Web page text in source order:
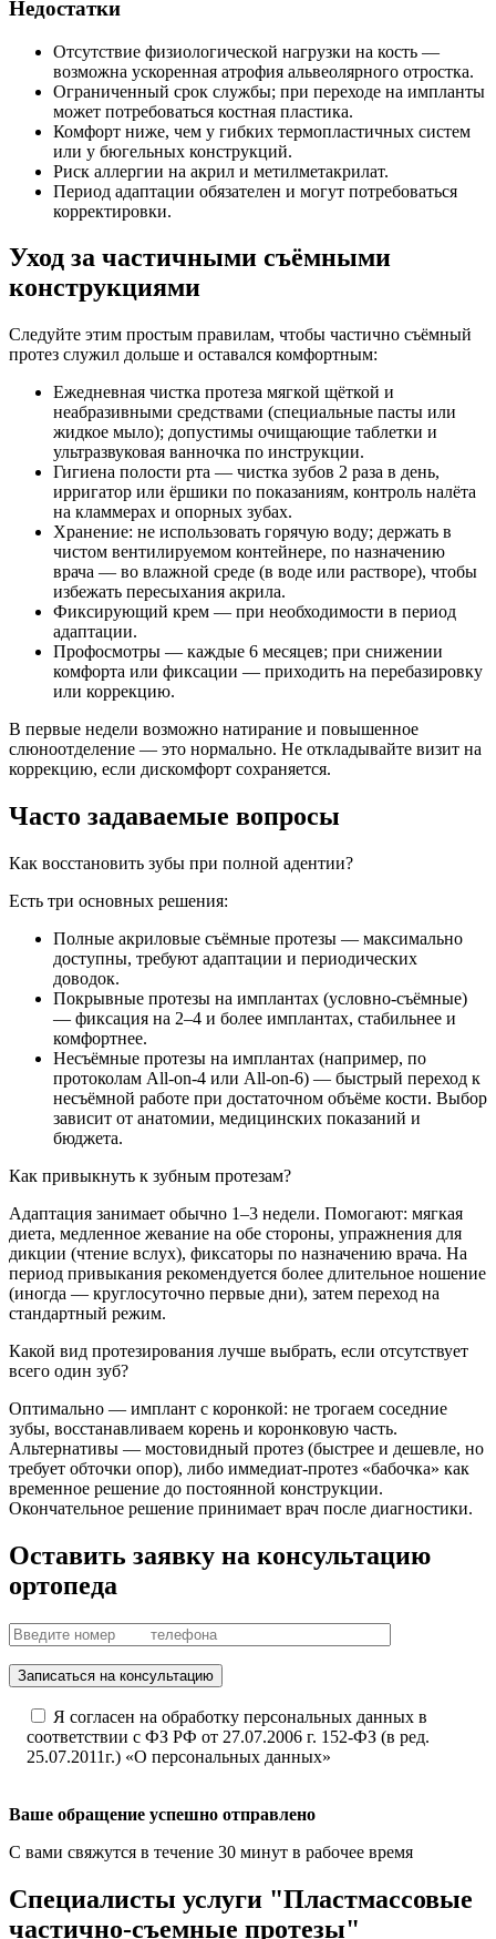
Недостатки
Отсутствие физиологической нагрузки на кость —
возможна ускоренная атрофия альвеолярного отростка.
Ограниченный срок службы; при переходе на импланты
может потребоваться костная пластика.
Комфорт ниже, чем у гибких термопластичных систем
или у бюгельных конструкций.
Риск аллергии на акрил и метилметакрилат.
Период адаптации обязателен и могут потребоваться
корректировки.
Уход за частичными съёмными
конструкциями
Следуйте этим простым правилам, чтобы частично съёмный
протез служил дольше и оставался комфортным:
Ежедневная чистка протеза мягкой щёткой и
неабразивными средствами (специальные пасты или
жидкое мыло); допустимы очищающие таблетки и
ультразвуковая ванночка по инструкции.
Гигиена полости рта — чистка зубов 2 раза в день,
ирригатор или ёршики по показаниям, контроль налёта
на кламмерах и опорных зубах.
Хранение: не использовать горячую воду; держать в
чистом вентилируемом контейнере, по назначению
врача — во влажной среде (в воде или растворе), чтобы
избежать пересыхания акрила.
Фиксирующий крем — при необходимости в период
адаптации.
Профосмотры — каждые 6 месяцев; при снижении
комфорта или фиксации — приходить на перебазировку
или коррекцию.
В первые недели возможно натирание и повышенное
слюноотделение — это нормально. Не откладывайте визит на
коррекцию, если дискомфорт сохраняется.
Часто задаваемые вопросы
Как восстановить зубы при полной адентии?
Есть три основных решения:
Полные акриловые съёмные протезы — максимально
доступны, требуют адаптации и периодических
доводок.
Покрывные протезы на имплантах (условно-съёмные)
— фиксация на 2–4 и более имплантах, стабильнее и
комфортнее.
Несъёмные протезы на имплантах (например, по
протоколам All‑on‑4 или All‑on‑6) — быстрый переход к
несъёмной работе при достаточном объёме кости. Выбор
зависит от анатомии, медицинских показаний и
бюджета.
Как привыкнуть к зубным протезам?
Адаптация занимает обычно 1–3 недели. Помогают: мягкая
диета, медленное жевание на обе стороны, упражнения для
дикции (чтение вслух), фиксаторы по назначению врача. На
период привыкания рекомендуется более длительное ношение
(иногда — круглосуточно первые дни), затем переход на
стандартный режим.
Какой вид протезирования лучше выбрать, если отсутствует
всего один зуб?
Оптимально — имплант с коронкой: не трогаем соседние
зубы, восстанавливаем корень и коронковую часть.
Альтернативы — мостовидный протез (быстрее и дешевле, но
требует обточки опор), либо иммедиат‑протез «бабочка» как
временное решение до постоянной конструкции.
Окончательное решение принимает врач после диагностики.
Оставить заявку на консультацию
ортопеда
Записаться на консультацию
Я согласен на обработку персональных данных в
соответствии с ФЗ РФ от 27.07.2006 г. 152-ФЗ (в ред.
25.07.2011г.) «О персональных данных»
Ваше обращение успешно отправлено
С вами свяжутся в течение 30 минут в рабочее время
Специалисты услуги "Пластмассовые
частично-съемные протезы"